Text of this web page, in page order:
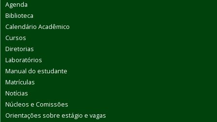
Agenda
Biblioteca
Calendário Acadêmico
Cursos
Diretorias
Laboratórios
Manual do estudante
Matrículas
Notícias
Núcleos e Comissões
Orientações sobre estágio e vagas